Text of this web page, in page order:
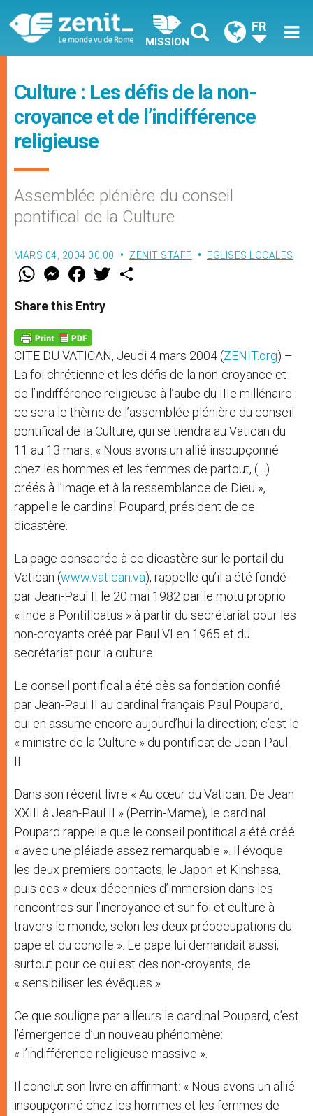
MISSION
FR
Culture : Les défis de la non-
croyance et de l’indifférence
religieuse
Assemblée plénière du conseil
pontifical de la Culture
MARS 04, 2004 00:00 ZENIT STAFF EGLISES LOCALES
W
t
s
p
p
M
e
s
e
g
e
r
F
a
e
b
o
k
w
Share this Entry
CITE DU VATICAN, Jeudi 4 mars 2004 (ZENIT.org) –
La foi chrétienne et les défis de la non-croyance et
de l’indifférence religieuse à l’aube du IIIe millénaire :
ce sera le thème de l’assemblée plénière du conseil
pontifical de la Culture, qui se tiendra au Vatican du
11 au 13 mars. « Nous avons un allié insoupçonné
chez les hommes et les femmes de partout, (…)
créés à l’image et à la ressemblance de Dieu »,
rappelle le cardinal Poupard, président de ce
dicastère.
La page consacrée à ce dicastère sur le portail du
Vatican (www.vatican.va), rappelle qu’il a été fondé
par Jean-Paul II le 20 mai 1982 par le motu proprio
« Inde a Pontificatus » à partir du secrétariat pour les
non-croyants créé par Paul VI en 1965 et du
secrétariat pour la culture.
Le conseil pontifical a été dès sa fondation confié
par Jean-Paul II au cardinal français Paul Poupard,
qui en assume encore aujourd’hui la direction; c’est le
« ministre de la Culture » du pontificat de Jean-Paul
II.
Dans son récent livre « Au cœur du Vatican. De Jean
XXIII à Jean-Paul II » (Perrin-Mame), le cardinal
Poupard rappelle que le conseil pontifical a été créé
« avec une pléiade assez remarquable ». Il évoque
les deux premiers contacts; le Japon et Kinshasa,
puis ces « deux décennies d’immersion dans les
rencontres sur l’incroyance et sur foi et culture à
travers le monde, selon les deux préoccupations du
pape et du concile ». Le pape lui demandait aussi,
surtout pour ce qui est des non-croyants, de
« sensibiliser les évêques ».
Ce que souligne par ailleurs le cardinal Poupard, c’est
l’émergence d’un nouveau phénomène:
« l’indifférence religieuse massive ».
Il conclut son livre en affirmant: « Nous avons un allié
insoupçonné chez les hommes et les femmes de